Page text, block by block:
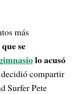
más
se
lo acusó
decidió compartir
Surfer Pete